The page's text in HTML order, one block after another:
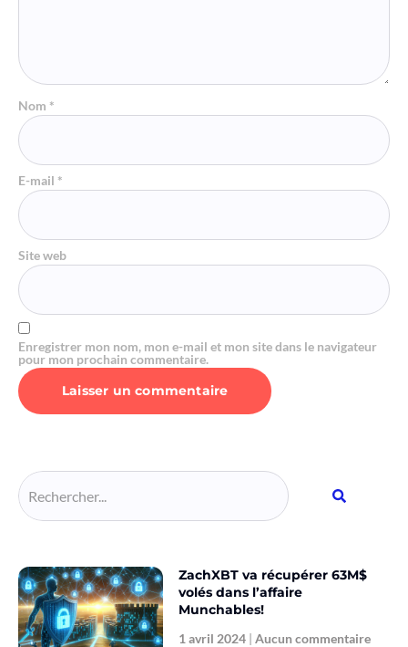
Nom *
E-mail *
Site web
Enregistrer mon nom, mon e-mail et mon site dans le navigateur
pour mon prochain commentaire.
ZachXBT va récupérer 63M$
volés dans l’affaire
Munchables!
1 avril 2024 Aucun commentaire